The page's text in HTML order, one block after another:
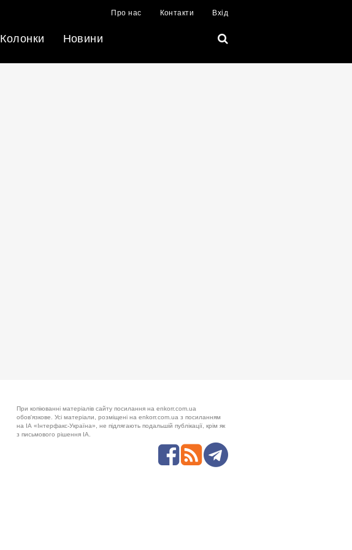
Про нас Контакти Вхід
Колонки Новини
При копіюванні матеріалів сайту посилання на enkorr.com.ua
обов'язкове. Усі матеріали, розміщені на enkorr.com.ua з посиланням
на ІА «Інтерфакс-Україна», не підлягають подальшій публікації, крім як
з письмового рішення ІА.